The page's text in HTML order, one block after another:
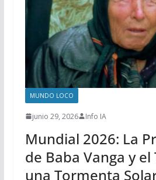
MUNDO LOCO
junio 29, 2026 Info IA
Mundial 2026: La
de Baba Vanga y el
una Tormenta